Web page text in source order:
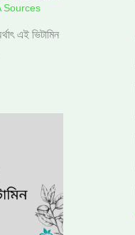
Sources
এই ভিটামিন